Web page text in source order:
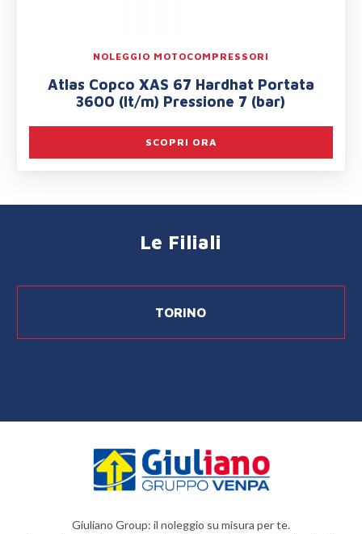
NOLEGGIO MOTOCOMPRESSORI
Atlas Copco XAS 67 Hardhat Portata
3600 (lt/m) Pressione 7 (bar)
SCOPRI ORA
Le Filiali
TORINO
Giuliano Group: il noleggio su misura per te.